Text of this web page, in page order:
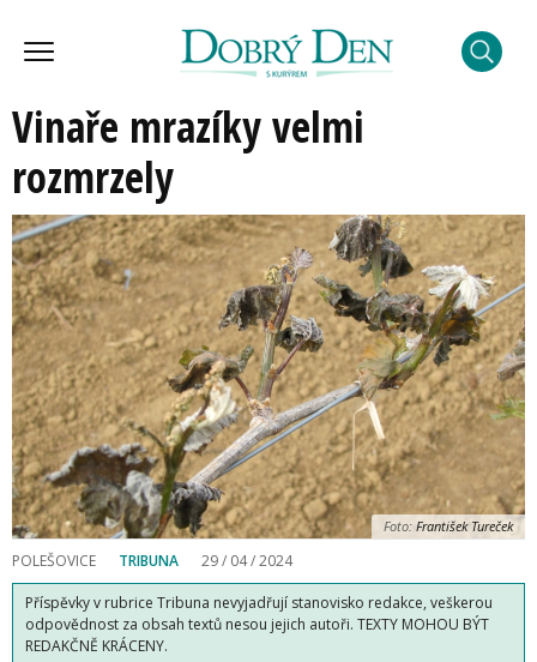
Vinaře mrazíky velmi
rozmrzely
Foto: František Tureček
POLEŠOVICE TRIBUNA 29 / 04 / 2024
Příspěvky v rubrice Tribuna nevyjadřují stanovisko redakce, veškerou
odpovědnost za obsah textů nesou jejich autoři. TEXTY MOHOU BÝT
REDAKČNĚ KRÁCENY.